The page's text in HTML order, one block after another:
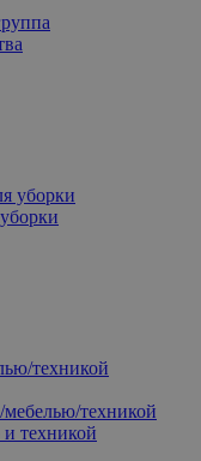
уборки
техникой
техникой
техникой